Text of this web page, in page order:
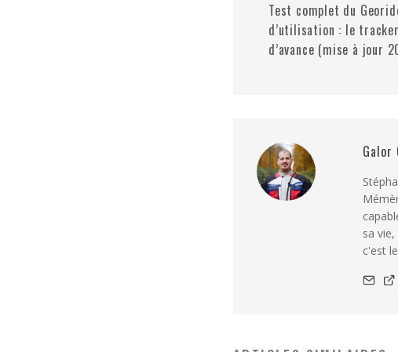
Test complet du
d’utilisation : le
d’avance (mise à jour
Galor
sa
c'est